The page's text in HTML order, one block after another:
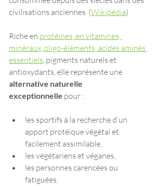
civilisations anciennes. (Wikipédia)
Riche en protéines, en vitamines,
minéraux, oligo-éléments, acides aminés
essentiels, pigments naturels et
antioxydants, elle représente une
alternative naturelle
exceptionnelle pour :
les sportifs à la recherche d’un
apport protéique végétal et
facilement assimilable,
les végétariens et véganes,
les personnes carencées ou
fatiguées,